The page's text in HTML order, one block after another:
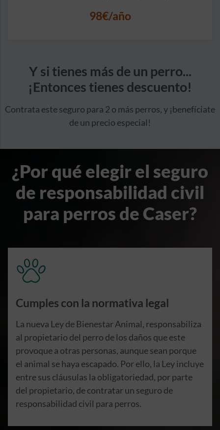
98€/año
Y si tienes más de un perro...
¡Entonces tienes descuento!
Contrata este seguro para 2 o más perros, y ¡benefíciate
de un precio especial!
¿Por qué elegir el seguro
de responsabilidad civil
para perros de Caser?
Cumples con la normativa legal
La nueva Ley de Bienestar Animal, responsabiliza
al propietario del perro de los daños que este
provoque a otras personas, aunque sean porque
el animal se haya escapado. Por ello, la Ley incluye
entre sus cláusulas la obligatoriedad, por parte
del propietario, de contratar un seguro de
responsabilidad civil para perros.